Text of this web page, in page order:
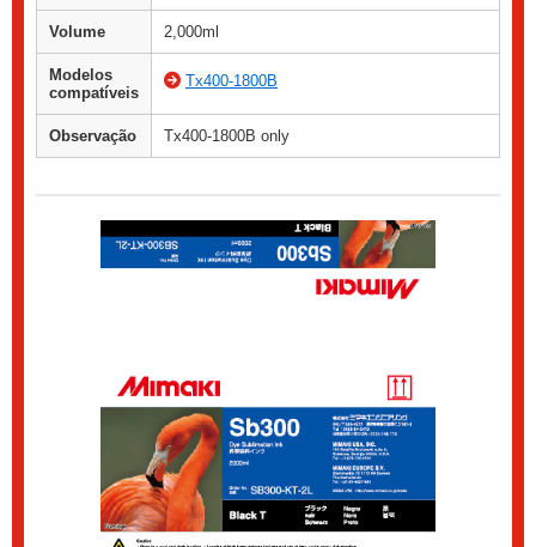
Volume 2,000ml
Modelos
compatíveis
Tx400-1800B
Observação Tx400-1800B only